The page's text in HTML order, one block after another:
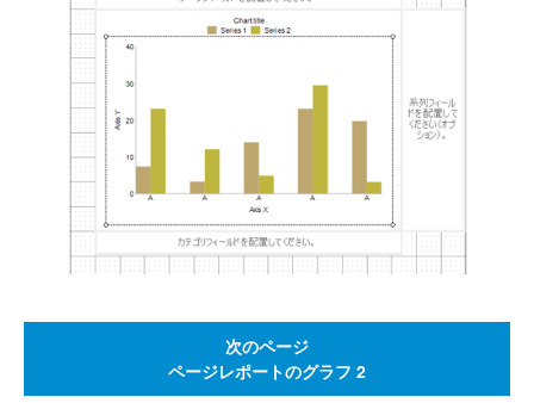
次のページ
ページレポートのグラフ 2